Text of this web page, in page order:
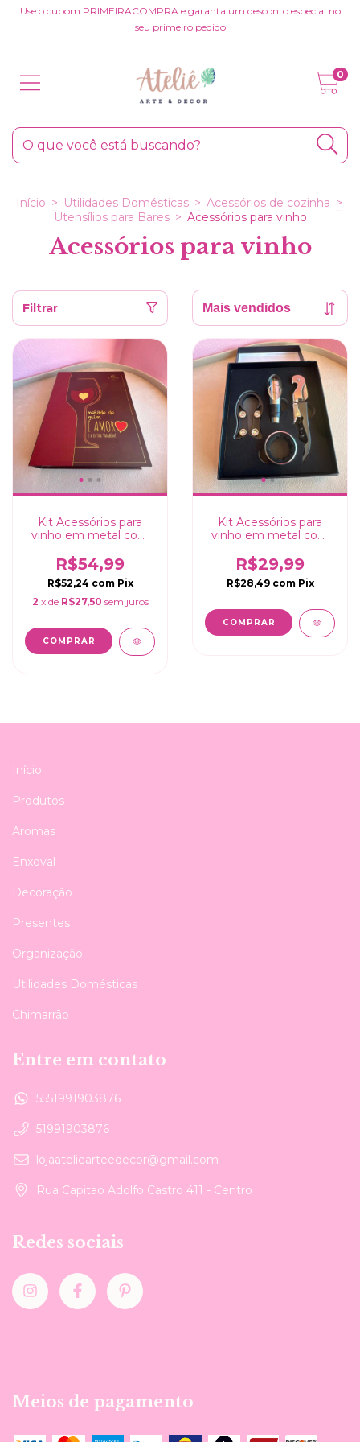
Use o cupom PRIMEIRACOMPRA e garanta um desconto especial no
seu primeiro pedido
0
Início > Utilidades Domésticas > Acessórios de cozinha >
Utensílios para Bares > Acessórios para vinho
Acessórios para vinho
Filtrar
Kit Acessórios para
vinho em metal com
mim é amor, e a outra
metade também" - 5
peças
R$54,99
R$52,24 com Pix
2 x de R$27,50 sem juros
Kit Acessórios para
vinho em metal com
R$29,99
R$28,49 com Pix
Início
Produtos
Aromas
Enxoval
Decoração
Presentes
Organização
Utilidades Domésticas
Chimarrão
Entre em contato
5551991903876
51991903876
lojaateliearteedecor@gmail.com
Rua Capitao Adolfo Castro 411 - Centro
Redes sociais
Meios de pagamento